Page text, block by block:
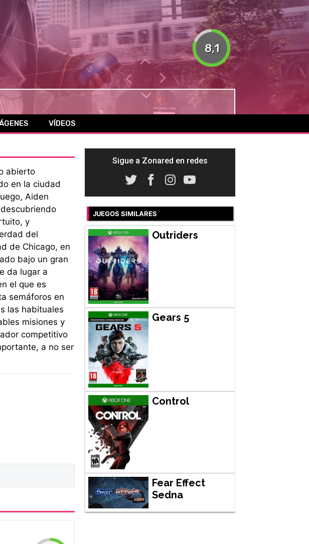
8,1
VÍDEOS
abierto
en la ciudad
Aiden
y
del
de Chicago, en
bajo un gran
da lugar a
el que es
semáforos en
las habituales
misiones y
competitivo
a no ser
Sigue a Zonared en redes
JUEGOS SIMILARES
Outriders
Gears 5
Control
Fear Effect
Sedna